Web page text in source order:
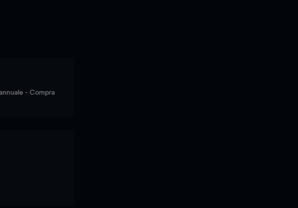
- Compra